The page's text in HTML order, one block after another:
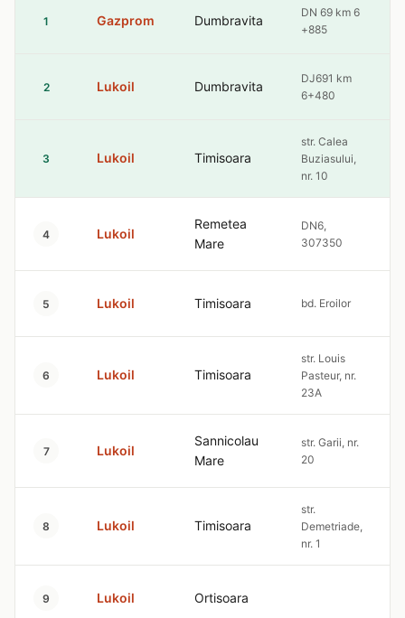
1 Gazprom Dumbravita
DN 69 km 6
+885
2 Lukoil Dumbravita
DJ691 km
6+480
3 Lukoil Timisoara
str. Calea
Buziasului,
nr. 10
4 Lukoil
Remetea
Mare
DN6,
307350
5 Lukoil Timisoara bd. Eroilor
6 Lukoil Timisoara
str. Louis
Pasteur, nr.
23A
7 Lukoil
Sannicolau
Mare
str. Garii, nr.
20
8 Lukoil Timisoara
str.
Demetriade,
nr. 1
9 Lukoil Ortisoara